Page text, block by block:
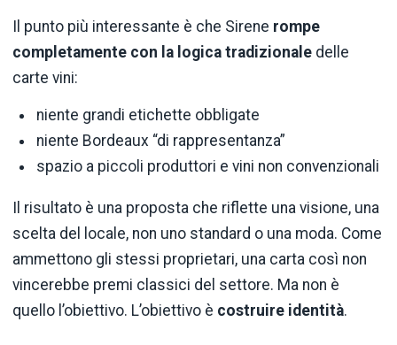
Il punto più interessante è che Sirene rompe
completamente con la logica tradizionale delle
carte vini:
niente grandi etichette obbligate
niente Bordeaux “di rappresentanza”
spazio a piccoli produttori e vini non convenzionali
Il risultato è una proposta che riflette una visione, una
scelta del locale, non uno standard o una moda. Come
ammettono gli stessi proprietari, una carta così non
vincerebbe premi classici del settore. Ma non è
quello l’obiettivo. L’obiettivo è costruire identità.